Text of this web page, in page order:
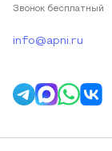
Звонок бесплатный
info@apni.ru